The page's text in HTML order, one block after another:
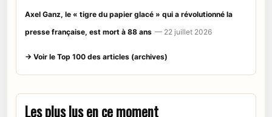
Axel Ganz, le « tigre du papier glacé » qui a révolutionné la
presse française, est mort à 88 ans — 22 juillet 2026
→ Voir le Top 100 des articles (archives)
Les plus lus en ce moment